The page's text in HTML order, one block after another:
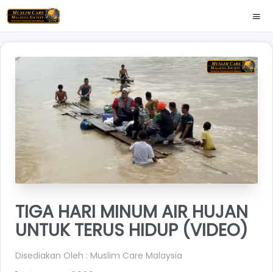
TIGA HARI MINUM AIR HUJAN
UNTUK TERUS HIDUP (VIDEO)
Disediakan Oleh : Muslim Care Malaysia